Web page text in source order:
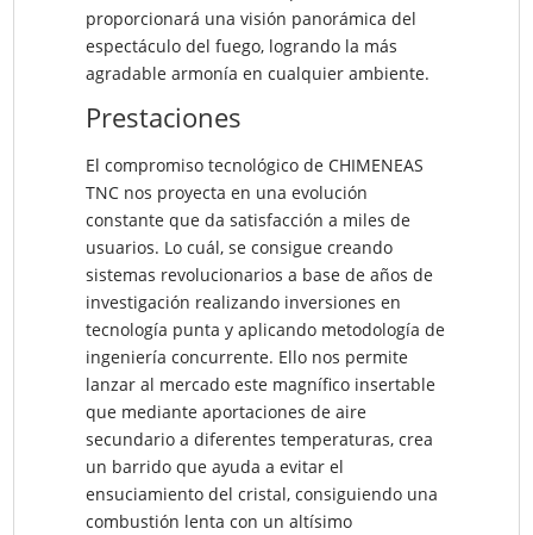
proporcionará una visión panorámica del
espectáculo del fuego, logrando la más
agradable armonía encualquier ambiente.
Prestaciones
El compromiso tecnológico de CHIMENEAS
TNC nos proyecta en una evolución
constante que da satisfacción a miles de
usuarios. Lo cuál, se consigue creando
sistemas revolucionarios a base de años de
investigación realizando inversiones en
tecnología punta y aplicando metodología de
ingeniería concurrente. Ello nos permite
lanzar al mercado este magnífico insertable
que mediante aportaciones de aire
secundario a diferentes temperaturas, crea
un barrido que ayuda a evitar el
ensuciamiento del cristal, consiguiendo una
combustión lenta con un altísimo